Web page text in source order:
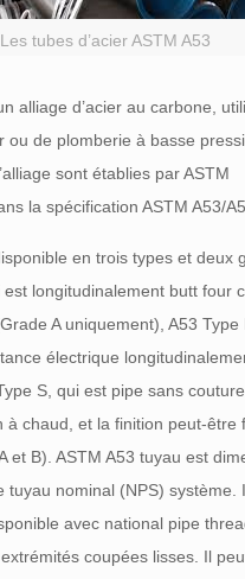
Les tubes d’acier ASTM A53
alliage d’acier au carbone,
ou de plomberie à basse
sont établies par ASTM
la spécification ASTM A53/
en trois types et deux
est longitudinalement butt four
A uniquement), A53 Type
électrique
S, qui est pipe sans
à chaud, et la finition peut-être
et B). ASTM A53 tuyau est
tuyau nominal (NPS) système.
avec national pipe
coupées lisses. Il